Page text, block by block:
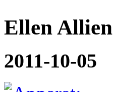
Ellen Allien
2011-10-05